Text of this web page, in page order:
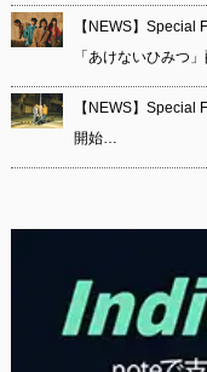
【NEWS】
「あけないひみつ
【NEWS】
開始…